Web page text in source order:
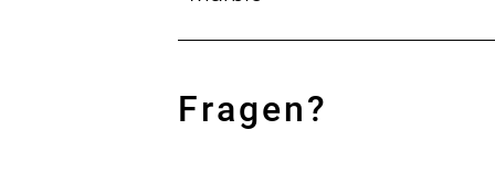
schneller zu machen.
Rahmen: Frame: CARBON
Fragen?